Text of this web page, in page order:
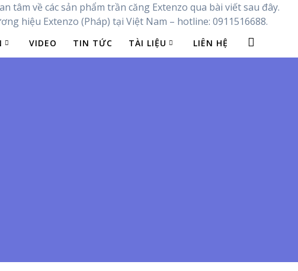
về các sản phẩm trần căng Extenzo qua bài viết sau đây.
hiệu Extenzo (Pháp) tại Việt Nam – hotline: 0911516688.
VIDEO TIN TỨC TÀI LIỆU LIÊN HỆ